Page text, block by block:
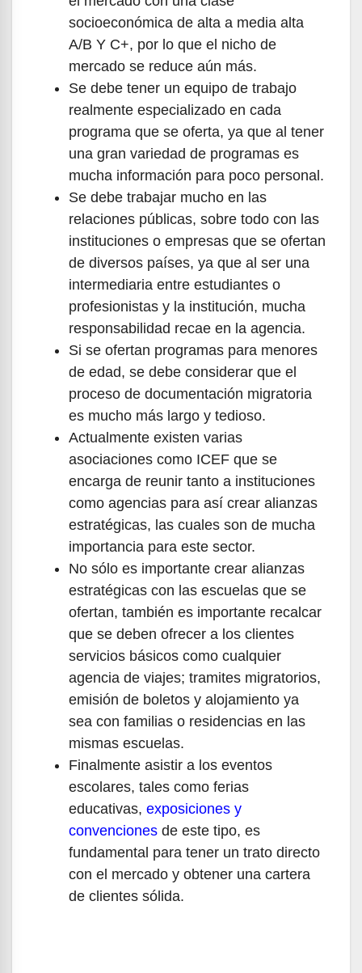
socioeconómica de alta a media alta
A/B Y C+, por lo que el nicho de
mercado se reduce aún más.
Se debe tener un equipo de trabajo
realmente especializado en cada
programa que se oferta, ya que al tener
una gran variedad de programas es
mucha información para poco personal.
Se debe trabajar mucho en las
relaciones públicas, sobre todo con las
instituciones o empresas que se ofertan
de diversos países, ya que al ser una
intermediaria entre estudiantes o
profesionistas y la institución, mucha
responsabilidad recae en la agencia.
Si se ofertan programas para menores
de edad, se debe considerar que el
proceso de documentación migratoria
es mucho más largo y tedioso.
Actualmente existen varias
asociaciones como ICEF que se
encarga de reunir tanto a instituciones
como agencias para así crear alianzas
estratégicas, las cuales son de mucha
importancia para este sector.
No sólo es importante crear alianzas
estratégicas con las escuelas que se
ofertan, también es importante recalcar
que se deben ofrecer a los clientes
servicios básicos como cualquier
agencia de viajes; tramites migratorios,
emisión de boletos y alojamiento ya
sea con familias o residencias en las
mismas escuelas.
Finalmente asistir a los eventos
escolares, tales como ferias
educativas, exposiciones y
convenciones de este tipo, es
fundamental para tener un trato directo
con el mercado y obtener una cartera
de clientes sólida.